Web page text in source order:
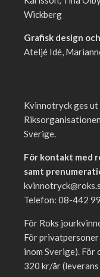
Wickberg
Grafisk design
Ateljé Idé,
Kvinnotryck ges
Sverige.
För kontakt med
samt
Telefon: 08-442
För Roks
För
inom Sverige).
320 kr/år